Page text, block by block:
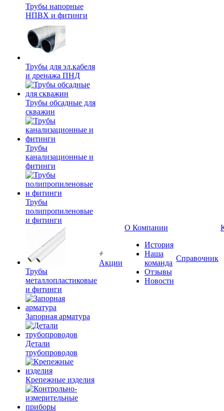
Трубы напорные
НПВХ и фитинги
Трубы для эл.кабеля
и дренажа ПНД
Трубы обсадные для
скважин
Трубы
канализационные и
фитинги
Трубы
полипропиленовые
и фитинги
Трубы
металлопластиковые
и фитинги
Запорная арматура
Детали
трубопроводов
Крепежные изделия
Акции
О Компании
История
Наша
команда
Отзывы
Новости
Справочник